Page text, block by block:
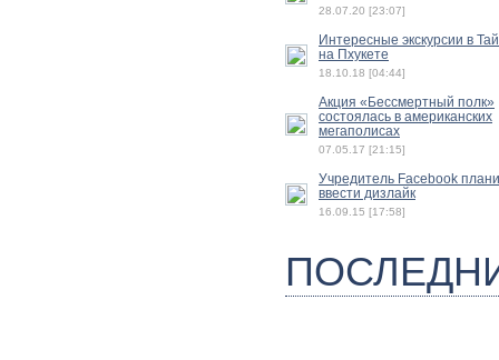
28.07.20 [23:07]
Интересные экскурсии в
на Пхукете
18.10.18 [04:44]
Акция «Бессмертный полк»
состоялась в американских
мегаполисах
07.05.17 [21:15]
Учредитель Facebook
ввести дизлайк
16.09.15 [17:58]